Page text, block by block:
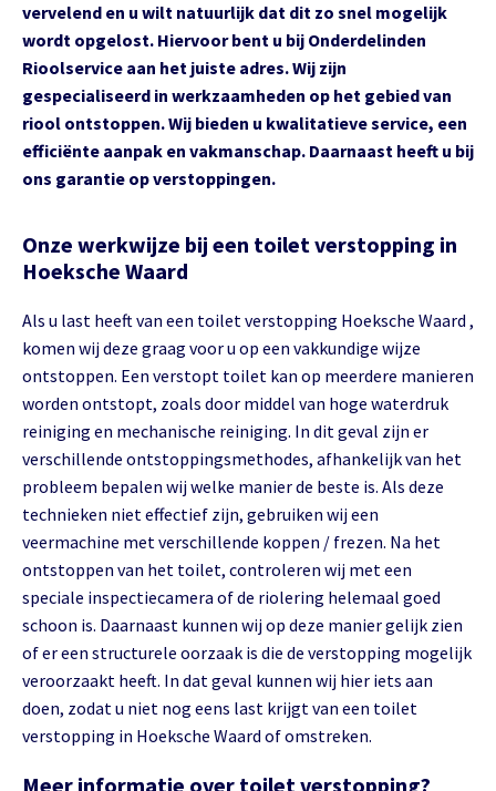
vervelend en u wilt natuurlijk dat dit zo snel mogelijk
wordt opgelost. Hiervoor bent u bij Onderdelinden
Rioolservice aan het juiste adres. Wij zijn
gespecialiseerd in werkzaamheden op het gebied van
riool ontstoppen. Wij bieden u kwalitatieve service, een
efficiënte aanpak en vakmanschap. Daarnaast heeft u bij
ons garantie op verstoppingen.
Onze werkwijze bij een toilet verstopping in
Hoeksche Waard
Als u last heeft van een toilet verstopping Hoeksche Waard ,
komen wij deze graag voor u op een vakkundige wijze
ontstoppen. Een verstopt toilet kan op meerdere manieren
worden ontstopt, zoals door middel van hoge waterdruk
reiniging en mechanische reiniging. In dit geval zijn er
verschillende ontstoppingsmethodes, afhankelijk van het
probleem bepalen wij welke manier de beste is. Als deze
technieken niet effectief zijn, gebruiken wij een
veermachine met verschillende koppen / frezen. Na het
ontstoppen van het toilet, controleren wij met een
speciale inspectiecamera of de riolering helemaal goed
schoon is. Daarnaast kunnen wij op deze manier gelijk zien
of er een structurele oorzaak is die de verstopping mogelijk
veroorzaakt heeft. In dat geval kunnen wij hier iets aan
doen, zodat u niet nog eens last krijgt van een toilet
verstopping in Hoeksche Waard of omstreken.
Meer informatie over toilet verstopping?